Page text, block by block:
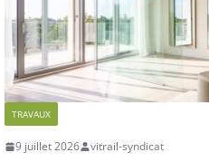
TRAVAUX
9 juillet 2026 vitrail-syndicat